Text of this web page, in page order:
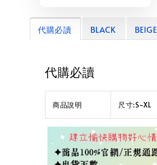
代購必讀 BLACK BEIGE
代購必讀
商品說明 尺寸:S~XL